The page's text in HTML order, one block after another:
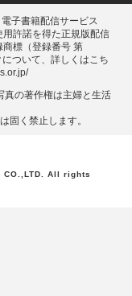
子書籍配信サービス
許諾を得た正規版配信
標（登録番号 第
ついて、詳しくはこち
真の著作権は主婦と⽣活
固く禁⽌します。
CO.,LTD. All rights